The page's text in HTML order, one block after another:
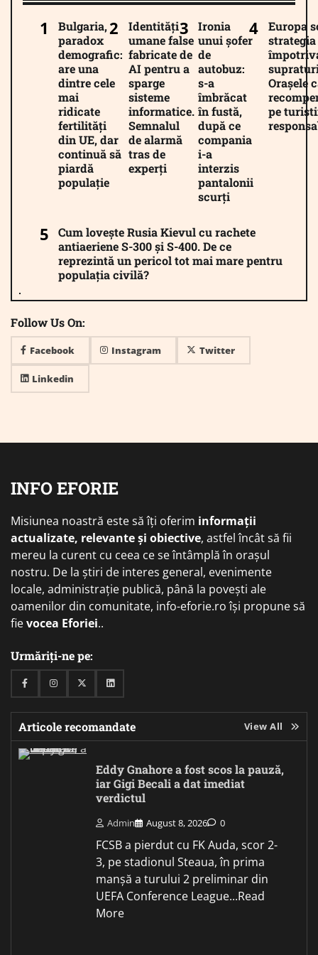
Bulgaria,
paradox
demografic:
are una
dintre cele
mai
ridicate
fertilități
din UE, dar
continuă să
piardă
populație
Identități
umane false
fabricate de
AI pentru a
sparge
sisteme
informatice.
Semnalul
de alarmă
tras de
experți
Ironia
unui șofer
de
autobuz:
s-a
îmbrăcat
în fustă,
după ce
compania
i-a
interzis
pantalonii
scurți
Europa
strategia
Orașele
pe
Cum lovește Rusia Kievul cu rachete
antiaeriene S-300 și S-400. De ce
reprezintă un pericol tot mai mare pentru
populația civilă?
Follow Us On:
Facebook Instagram Twitter
Linkedin
INFO EFORIE
Misiunea noastră este să îți oferim informații
actualizate, relevante și obiective, astfel încât să fii
mereu la curent cu ceea ce se întâmplă în orașul
nostru. De la știri de interes general, evenimente
locale, administrație publică, până la povești ale
oamenilor din comunitate, info-eforie.ro își propune să
fievocea Eforiei..
Urmăriți-ne pe:
FacebookInstagramTwitterLinkedin
Articole recomandate View All
Eddy Gnahore a fost scos la pauză,
iar Gigi Becali a dat imediat
verdictul
Admin August 8, 2026 0
FCSB a pierdut cu FK Auda, scor 2-
3, pe stadionul Steaua, în prima
manșă a turului 2 preliminar din
UEFA Conference League...Read
More